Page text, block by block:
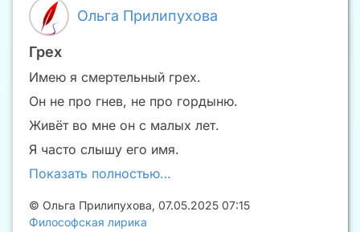
Ольга Прилипухова
Грех
Имею я смертельный грех.
Он не про гнев, не про гордыню.
Живёт во мне он с малых лет.
Я часто слышу его имя.
Показать полностью…
© Ольга Прилипухова, 07.05.2025 07:15
Философская лирика